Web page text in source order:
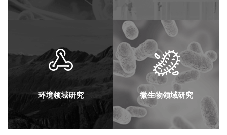
环境领域研究 微生物领域研究